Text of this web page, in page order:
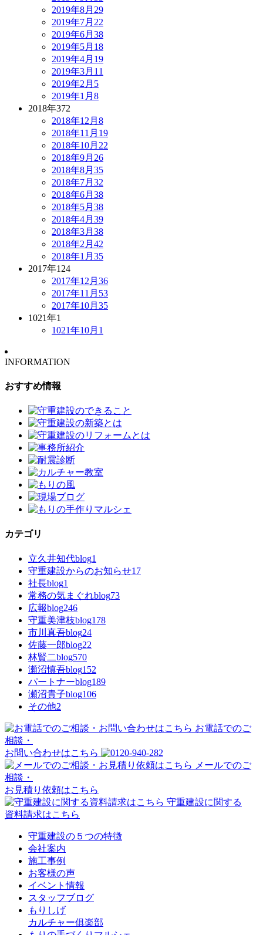
2019年8月 29
2019年7月 22
2019年6月 38
2019年5月 18
2019年4月 19
2019年3月 11
2019年2月 5
2019年1月 8
2018年372
2018年12月 8
2018年11月 19
2018年10月 22
2018年9月 26
2018年8月 35
2018年7月 32
2018年6月 38
2018年5月 38
2018年4月 39
2018年3月 38
2018年2月 42
2018年1月 35
2017年124
2017年12月 36
2017年11月 53
2017年10月 35
1021年1
1021年10月 1
INFORMATION
おすすめ情報
カテゴリ
立久井知代blog1
守重建設からのお知らせ17
社長blog1
常務の気まぐれblog73
広報blog246
守重美津枝blog178
市川真吾blog24
佐藤一郎blog22
林賢二blog570
瀬沼慎吾blog152
パートナーblog189
瀬沼貴子blog106
その他2
お電話でのご
相談・
お問い合わせはこちら
メールでのご
相談・
お見積り依頼はこちら
守重建設に関する
資料請求はこちら
守重建設の５つの特徴
会社案内
施工事例
お客様の声
イベント情報
スタッフブログ
もりしげ
カルチャー俱楽部